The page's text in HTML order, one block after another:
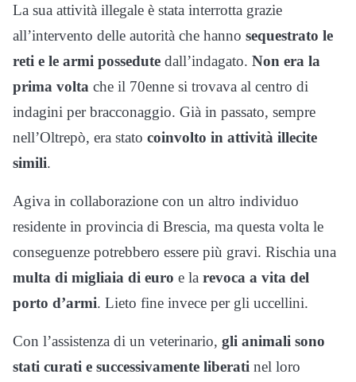
La sua attività illegale è stata interrotta grazie
all’intervento delle autorità che hanno sequestrato le
reti e le armi possedute dall’indagato. Non era la
prima volta che il 70enne si trovava al centro di
indagini per bracconaggio. Già in passato, sempre
nell’Oltrepò, era stato coinvolto in attività illecite
simili.
Agiva in collaborazione con un altro individuo
residente in provincia di Brescia, ma questa volta le
conseguenze potrebbero essere più gravi. Rischia una
multa di migliaia di euro e la revoca a vita del
porto d’armi. Lieto fine invece per gli uccellini.
Con l’assistenza di un veterinario, gli animali sono
stati curati e successivamente liberati nel loro